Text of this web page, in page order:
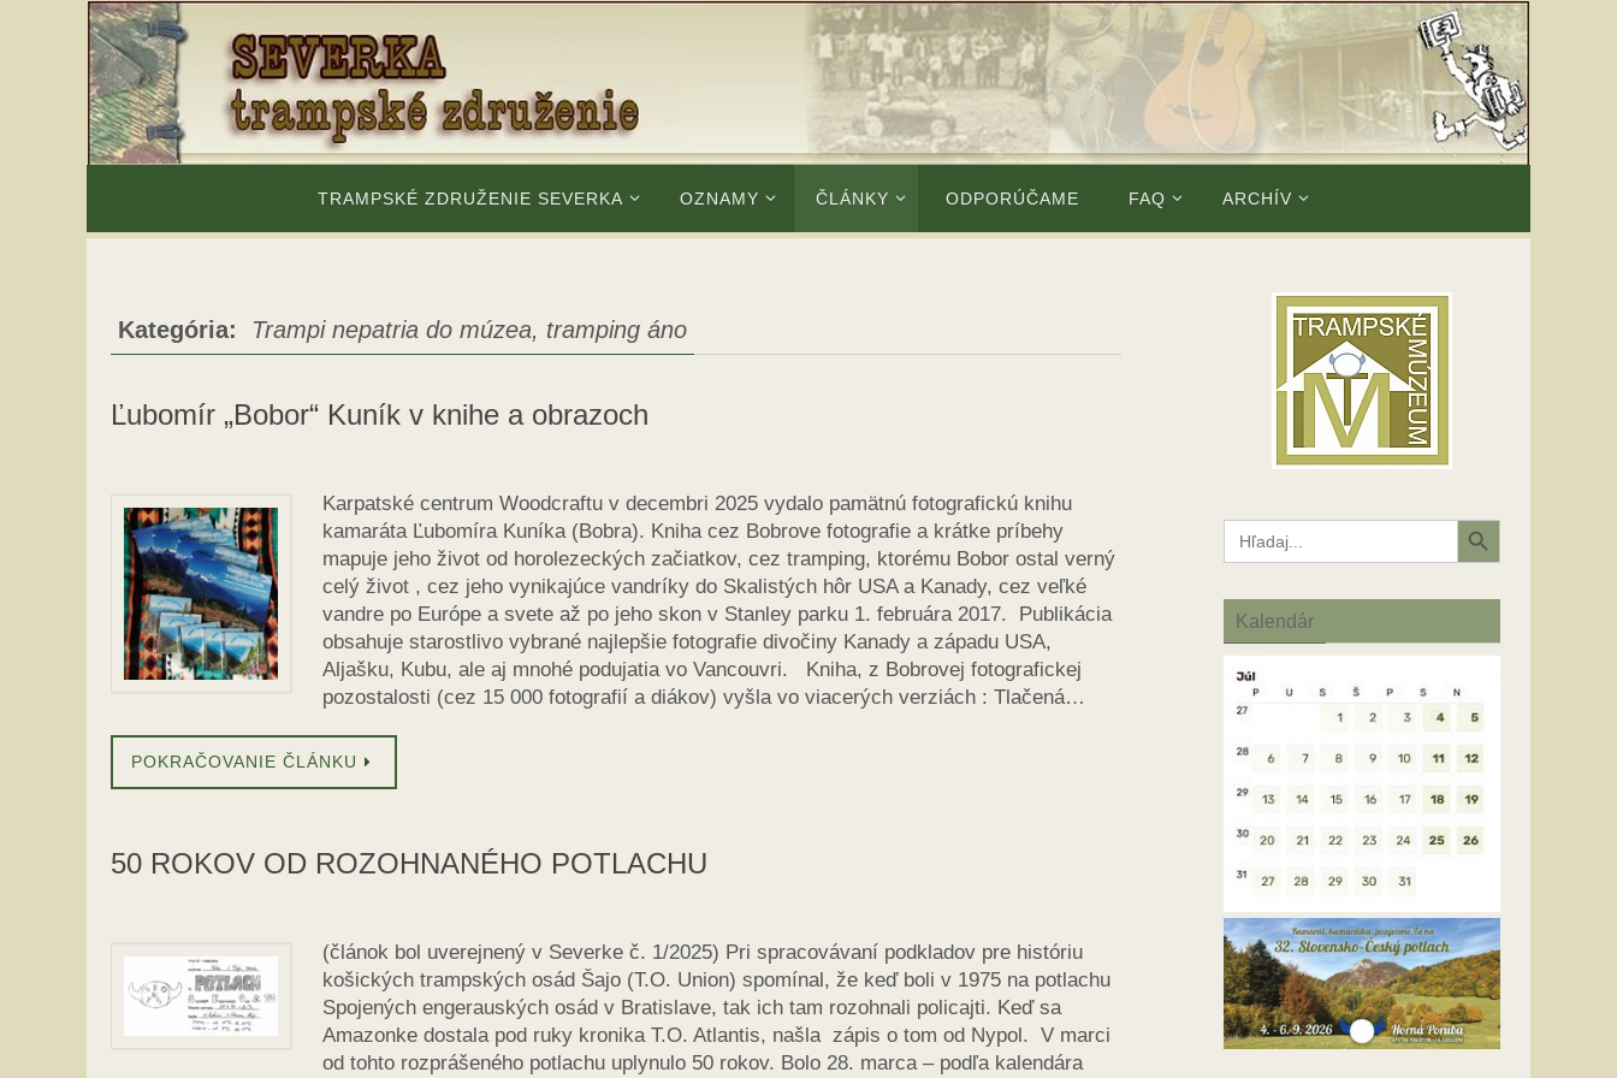
TRAMPSKÉ ZDRUŽENIE SEVERKA OZNAMY ČLÁNKY ODPORÚČAME FAQ ARCHÍV
Kategória: Trampi nepatria do múzea, tramping áno
Ľubomír „Bobor“ Kuník v knihe a obrazoch
Karpatské centrum Woodcraftu v decembri 2025 vydalo pamätnú fotografickú knihu
kamaráta Ľubomíra Kuníka (Bobra). Kniha cez Bobrove fotografie a krátke príbehy
mapuje jeho život od horolezeckých začiatkov, cez tramping, ktorému Bobor ostal verný
celý život , cez jeho vynikajúce vandríky do Skalistých hôr USA a Kanady, cez veľké
vandre po Európe a svete až po jeho skon v Stanley parku 1. februára 2017. Publikácia
obsahuje starostlivo vybrané najlepšie fotografie divočiny Kanady a západu USA,
Aljašku, Kubu, ale aj mnohé podujatia vo Vancouvri. Kniha, z Bobrovej fotografickej
pozostalosti (cez 15 000 fotografií a diákov) vyšla vo viacerých verziách : Tlačená…
POKRAČOVANIE ČLÁNKU
50 ROKOV OD ROZOHNANÉHO POTLACHU
(článok bol uverejnený v Severke č. 1/2025) Pri spracovávaní podkladov pre históriu
košických trampských osád Šajo (T.O. Union) spomínal, že keď boli v 1975 na potlachu
Spojených engerauských osád v Bratislave, tak ich tam rozohnali policajti. Keď sa
Amazonke dostala pod ruky kronika T.O. Atlantis, našla zápis o tom od Nypol. V marci
od tohto rozprášeného potlachu uplynulo 50 rokov. Bolo 28. marca – podľa kalendára
Search
for:
Search Button
Kalendár